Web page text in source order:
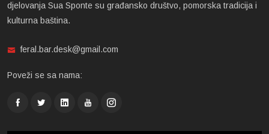
djelovanja Sua Sponte su građansko društvo, pomorska tradicija i
kulturna baština.
feral.bar.desk@gmail.com
Poveži se sa nama: